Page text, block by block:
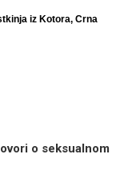
iz Kotora, Crna
o seksualnom